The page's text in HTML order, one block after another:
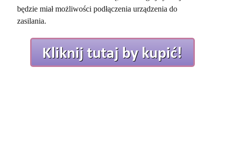
będzie miał możliwości podłączenia urządzenia do
zasilania.